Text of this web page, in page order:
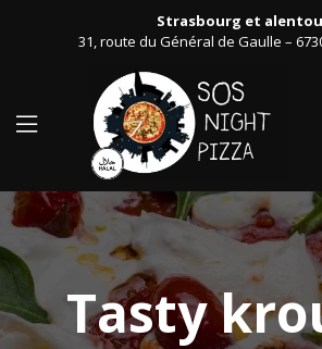
Strasbourg et
31, route du Général de Gaulle –
Tasty